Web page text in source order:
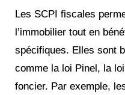
Les SCPI fiscales
l’immobilier tout en
spécifiques. Elles sont
comme la loi Pinel, la
foncier. Par exemple,